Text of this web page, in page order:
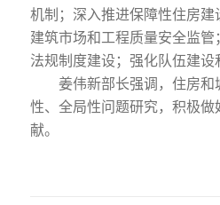
机制；深入推进保障性住房
建筑市场和工程质量安全监
法规制度建设；强化队伍建设
姜伟新部长强调，住房和城
性、全局性问题研究，积极
献。